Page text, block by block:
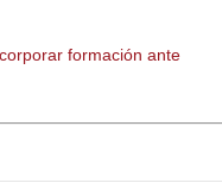
formación ante